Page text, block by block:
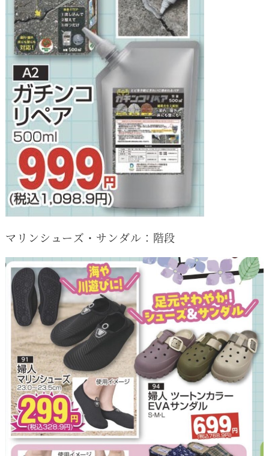
マリンシューズ・サンダル：階段